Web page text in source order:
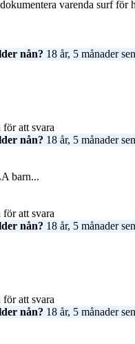
varenda surf
nån? 18 år, 5 månader sen
att svara
nån? 18 år, 5 månader sen
barn...
att svara
nån? 18 år, 5 månader sen
att svara
nån? 18 år, 5 månader sen